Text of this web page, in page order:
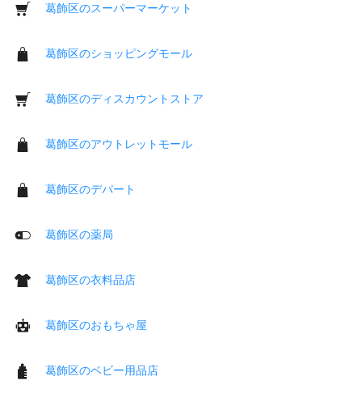
葛飾区のスーパーマーケット
葛飾区のショッピングモール
葛飾区のディスカウントストア
葛飾区のアウトレットモール
葛飾区のデパート
葛飾区の薬局
葛飾区の衣料品店
葛飾区のおもちゃ屋
葛飾区のベビー用品店